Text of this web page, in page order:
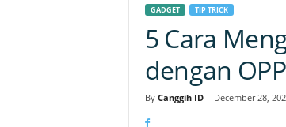
GADGET TIP TRICK
5 Cara
dengan
By Canggih ID- December 28,